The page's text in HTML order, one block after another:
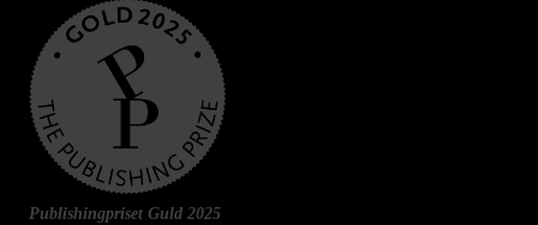
Publishingpriset Guld 2025